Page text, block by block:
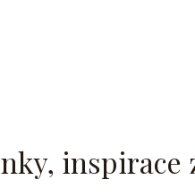
inspirace